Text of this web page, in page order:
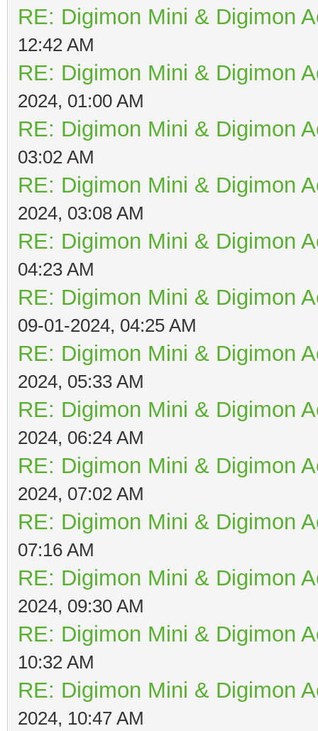
RE: Digimon Mini & Digimon
12:42 AM
RE: Digimon Mini & Digimon
2024, 01:00 AM
RE: Digimon Mini & Digimon
03:02 AM
RE: Digimon Mini & Digimon
2024, 03:08 AM
RE: Digimon Mini & Digimon
04:23 AM
RE: Digimon Mini & Digimon
09-01-2024, 04:25 AM
RE: Digimon Mini & Digimon
2024, 05:33 AM
RE: Digimon Mini & Digimon
2024, 06:24 AM
RE: Digimon Mini & Digimon
2024, 07:02 AM
RE: Digimon Mini & Digimon
07:16 AM
RE: Digimon Mini & Digimon
2024, 09:30 AM
RE: Digimon Mini & Digimon
10:32 AM
RE: Digimon Mini & Digimon
2024, 10:47 AM